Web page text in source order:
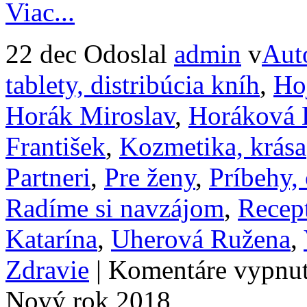
Viac...
22 dec Odoslal admin v
tablety, distribúcia kníh,
Horák Miroslav, Horáková
František, Kozmetika, krása
Partneri, Pre ženy,
Radíme si navzájom,
Katarína, Uherová Ružena,
Zdravie | Komentáre
Nový rok 2018